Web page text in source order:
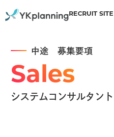
RECRUIT SITE
中途 募集要項
Sales
システムコンサルタント